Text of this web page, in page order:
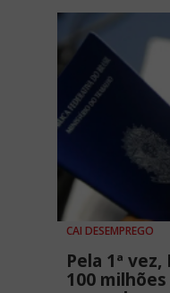
CAI DESEMPREGO
Pela 1ª
100